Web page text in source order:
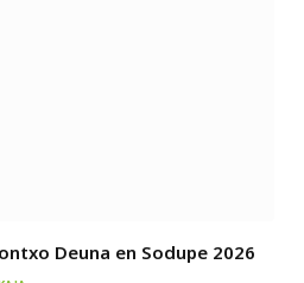
Deuna en Sodupe 2026